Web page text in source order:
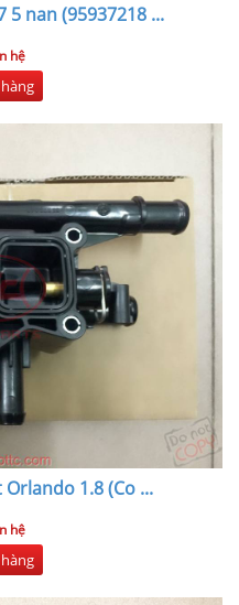
5 nan (95937218...
hệ
1.8 (Co...
hệ